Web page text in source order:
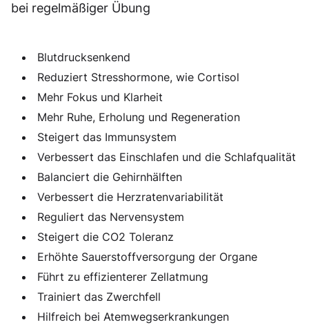
bei regelmäßiger Übung
Blutdrucksenkend
Reduziert Stresshormone, wie Cortisol
Mehr Fokus und Klarheit
Mehr Ruhe, Erholung und Regeneration
Steigert das Immunsystem
Verbessert das Einschlafen und die Schlafqualität
Balanciert die Gehirnhälften
Verbessert die Herzratenvariabilität
Reguliert das Nervensystem
Steigert die CO2 Toleranz
Erhöhte Sauerstoffversorgung der Organe
Führt zu effizienterer Zellatmung
Trainiert das Zwerchfell
Hilfreich bei Atemwegserkrankungen